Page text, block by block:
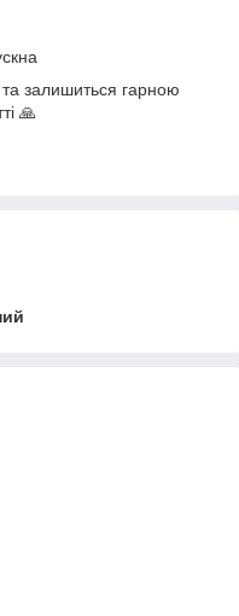
та залишиться гарною
🙏